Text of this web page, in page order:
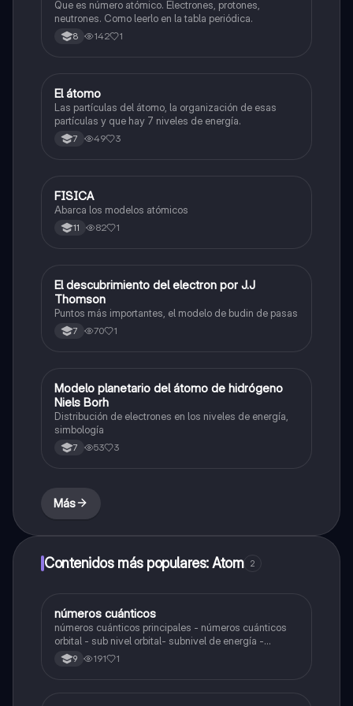
Que es número atómico. Electrones, protones,
neutrones. Como leerlo en la tabla periódica.
8 142 1
Biologia
El átomo
Las partículas del átomo, la organización de esas
partículas y que hay 7 niveles de energía.
7 49 3
Biologia
FISICA
Abarca los modelos atómicos
11 82 1
Biologia
El descubrimiento del electron por J.J
Thomson
Puntos más importantes, el modelo de budin de pasas
7 70 1
Biologia
Modelo planetario del átomo de hidrógeno
Niels Borh
Distribución de electrones en los niveles de energía,
simbología
7 53 3
Más
Contenidos más populares: Atom 2
Biologia
números cuánticos
números cuánticos principales - números cuánticos
orbital - sub nivel orbital- subnivel de energía -
número cuántico magnético - número cuántico SPÍN -
principio de exclusión de pauli - ejemplos
9 191 1